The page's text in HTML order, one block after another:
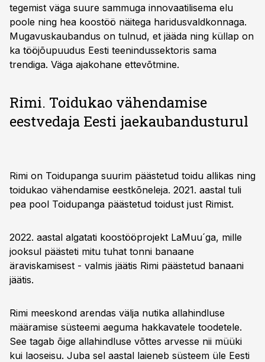
tegemist väga suure sammuga innovaatilisema elu
poole ning hea koostöö näitega haridusvaldkonnaga.
Mugavuskaubandus on tulnud, et jääda ning küllap on
ka tööjõupuudus Eesti teenindussektoris sama
trendiga. Väga ajakohane ettevõtmine.
Rimi. Toidukao vähendamise
eestvedaja Eesti jaekaubandusturul
Rimi on Toidupanga suurim päästetud toidu allikas ning
toidukao vähendamise eestkõneleja. 2021. aastal tuli
pea pool Toidupanga päästetud toidust just Rimist.
2022. aastal algatati koostööprojekt LaMuu´ga, mille
jooksul päästeti mitu tuhat tonni banaane
äraviskamisest - valmis jäätis Rimi päästetud banaani
jäätis.
Rimi meeskond arendas välja nutika allahindluse
määramise süsteemi aeguma hakkavatele toodetele.
See tagab õige allahindluse võttes arvesse nii müüki
kui laoseisu. Juba sel aastal laieneb süsteem üle Eesti